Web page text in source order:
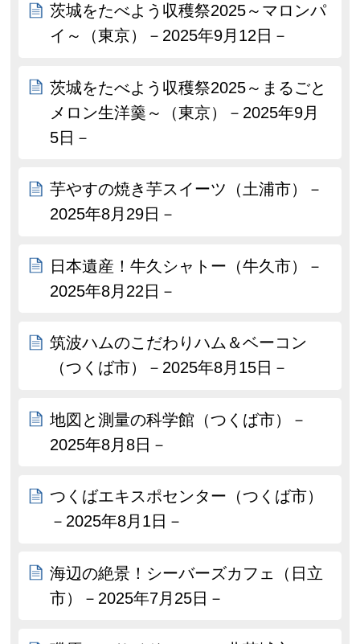
茨城をたべよう収穫祭2025～マロンパ
イ～（東京）－2025年9月12日－
茨城をたべよう収穫祭2025～まるごと
メロン生洋羹～（東京）－2025年9月
5日－
芋やすの焼き芋スイーツ（土浦市）－
2025年8月29日－
日本遺産！牛久シャトー（牛久市）－
2025年8月22日－
筑波ハムのこだわりハム＆ベーコン
（つくば市）－2025年8月15日－
地図と測量の科学館（つくば市）－
2025年8月8日－
つくばエキスポセンター（つくば市）
－2025年8月1日－
海辺の絶景！シーバーズカフェ（日立
市）－2025年7月25日－